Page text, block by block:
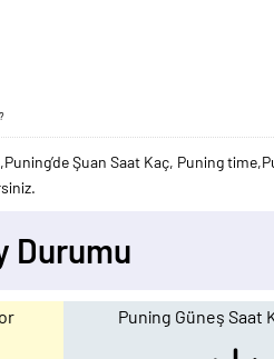
Şuan Saat Kaç, Puning
Durumu
Puning Güneş Saat